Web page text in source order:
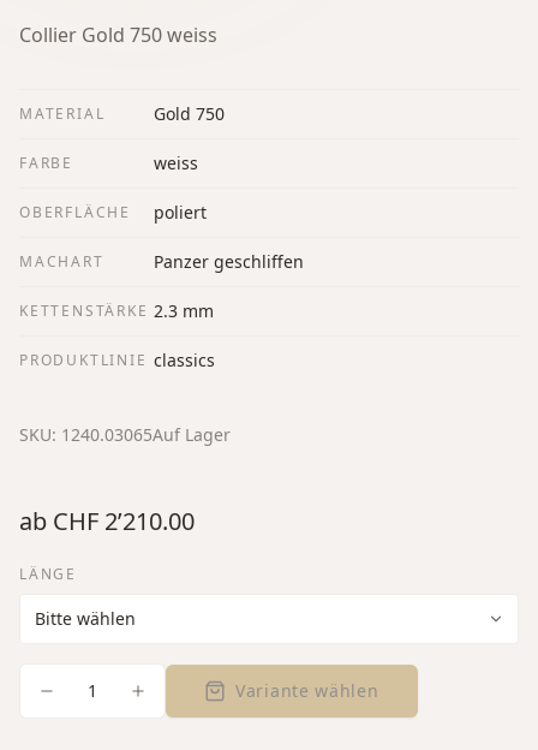
Collier Gold 750 weiss
MATERIAL Gold 750
FARBE weiss
OBERFLÄCHE poliert
MACHART Panzer geschliffen
KETTENSTÄRKE 2.3 mm
PRODUKTLINIE classics
SKU: 1240.03065Auf Lager
ab CHF 2’210.00
LÄNGE
1 Variante wählen